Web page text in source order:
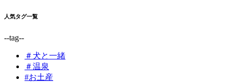
人気タグ一覧
--tag--
＃犬と一緒
＃温泉
#お土産